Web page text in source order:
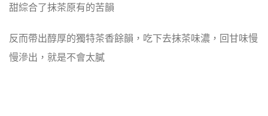
甜綜合了抹茶原有的苦韻
反而帶出醇厚的獨特茶香餘韻， 吃下去抹茶味濃，回甘味慢
慢滲出，就是不會太膩